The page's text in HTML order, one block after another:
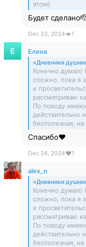
этом)
Будет
Dec 23, 2024💋1
Елена
«Дневники
Конечно думал)
сложно, пока я
и
рассматриваю
По поводу
действительно
бесполезная,
Спасибо❤️
Dec 24, 2024❤1
alex_n
«Дневники
Конечно думал)
сложно, пока я
и
рассматриваю
По поводу
действительно
бесполезная,